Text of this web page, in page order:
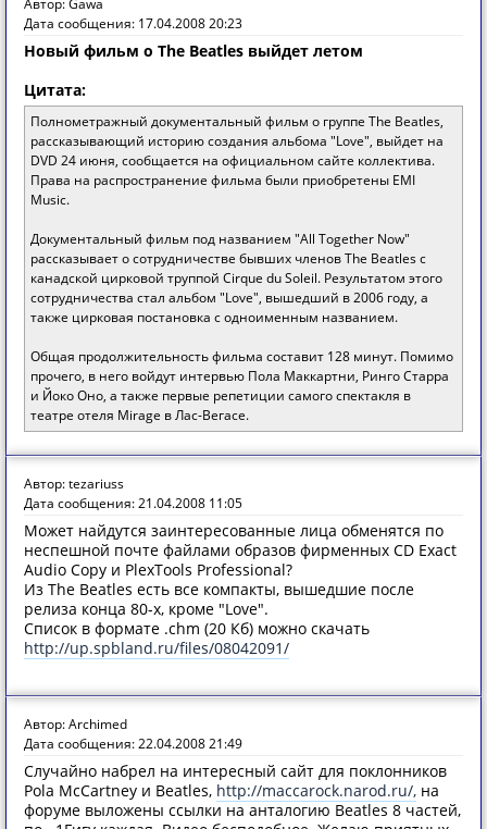
Автор: Gawa
Дата сообщения: 17.04.2008 20:23
Новый фильм о The Beatles выйдет летом
Цитата:
Полнометражный документальный фильм о группе The Beatles,
рассказывающий историю создания альбома "Love", выйдет на
DVD 24 июня, сообщается на официальном сайте коллектива.
Права на распространение фильма были приобретены EMI
Music.
Документальный фильм под названием "All Together Now"
рассказывает о сотрудничестве бывших членов The Beatles с
канадской цирковой труппой Cirque du Soleil. Результатом этого
сотрудничества стал альбом "Love", вышедший в 2006 году, а
также цирковая постановка с одноименным названием.
Общая продолжительность фильма составит 128 минут. Помимо
прочего, в него войдут интервью Пола Маккартни, Ринго Старра
и Йоко Оно, а также первые репетиции самого спектакля в
театре отеля Mirage в Лас-Вегасе.
Автор: tezariuss
Дата сообщения: 21.04.2008 11:05
Может найдутся заинтересованные лица обменятся по
неспешной почте файлами образов фирменных CD Exact
Audio Copy и PlexTools Professional?
Из The Beatles есть все компакты, вышедшие после
релиза конца 80-х, кроме "Love".
Список в формате .chm (20 Кб) можно скачать
http://up.spbland.ru/files/08042091/
Автор: Archimed
Дата сообщения: 22.04.2008 21:49
Случайно набрел на интересный сайт для поклонников
Pola McCartney и Beatles, http://maccarock.narod.ru/, на
форуме выложены ссылки на анталогию Beatlеs 8 частей,